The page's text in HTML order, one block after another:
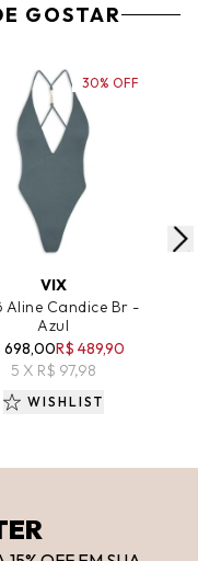
GOSTAR
AO CARRINHO
VIX
Aline Candice Br -
Azul
698,00R$ 489,90
5 X R$ 97,98
30% OFF
WISHLIST